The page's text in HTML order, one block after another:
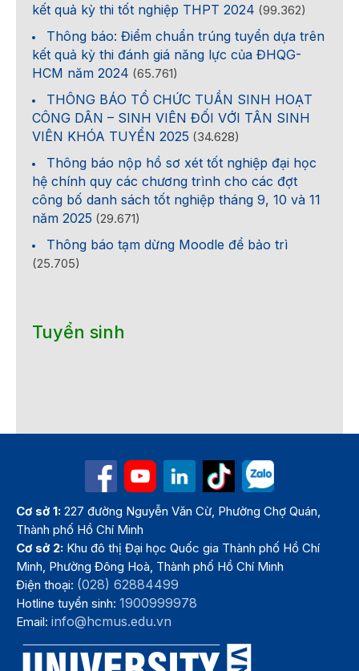
kết quả kỳ thi tốt nghiệp THPT 2024 (99.362)
Thông báo: Điểm chuẩn trúng tuyển dựa trên
kết quả kỳ thi đánh giá năng lực của ĐHQG-
HCM năm 2024 (65.761)
THÔNG BÁO TỔ CHỨC TUẦN SINH HOẠT
CÔNG DÂN – SINH VIÊN ĐỐI VỚI TÂN SINH
VIÊN KHÓA TUYỂN 2025 (34.628)
Thông báo nộp hồ sơ xét tốt nghiệp đại học
hệ chính quy các chương trình cho các đợt
công bố danh sách tốt nghiệp tháng 9, 10 và 11
năm 2025 (29.671)
Thông báo tạm dừng Moodle để bảo trì
(25.705)
Tuyển sinh
Cơ sở 1: 227 đường Nguyễn Văn Cừ, Phường Chợ Quán,
Thành phố Hồ Chí Minh
Cơ sở 2: Khu đô thị Đại học Quốc gia Thành phố Hồ Chí
Minh, Phường Đông Hoà, Thành phố Hồ Chí Minh
Điện thoại: (028) 62884499
Hotline tuyển sinh:1900999978
Email:info@hcmus.edu.vn